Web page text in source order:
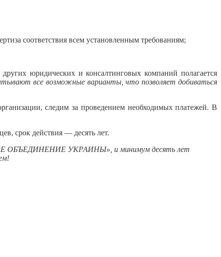
соответствия всем установленным требованиям;
юридических и консалтинговых компаний полагается
все возможные варианты, что позволяет добиваться
следим за проведением необходимых платежей. В
срок действия — десять лет.
ОБЪЕДИНЕНИЕ УКРАИНЫ», и минимум десять лет